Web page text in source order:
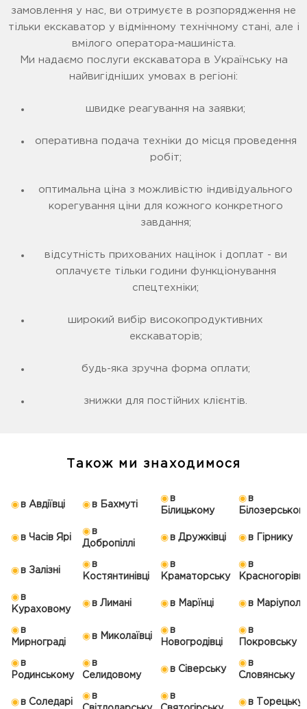
замовлення у нас, ви отримуєте в розпорядження не
тільки екскаватор у відмінному технічному стані, але і
вмілого оператора-машиніста.
Ми надаємо послуги екскаватора в Українську на
найвигідніших умовах в регіоні:
швидке реагування на заявки;
оперативна подача техніки до місця проведення
робіт;
оптимальна ціна з можливістю індивідуального
корегування ціни для кожного конкретного
завдання;
відсутність прихованих націнок і доплат - ви
оплачуєте тільки години функціонування
спецтехніки;
широкий вибір високопродуктивних
екскаваторів;
будь-яка зручна форма оплати;
знижки для постійних клієнтів.
Також ми знаходимося
в Авдіївці в Бахмуті
в
Білицькому
в
в Часів Ярі
в
Добропіллі
в Дружківці в Гірнику
в Залізні
в
Костянтинівці
в
Краматорську
в
Красногорівці
в
Кураховому
в Лимані в Марїнці в Маріуполі
в
Мирнограді
в Миколаївці
в
Новогродівці
в
Покровську
в
Родинському
в
Селидовому
в Сіверську
в
Словянську
в Соледарі
в
в
в Торецьку